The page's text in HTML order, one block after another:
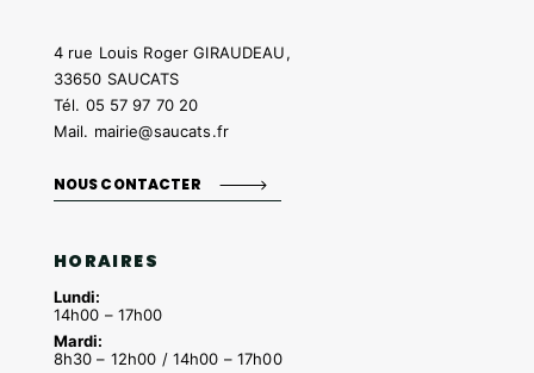
4 rue Louis Roger GIRAUDEAU,
33650 SAUCATS
Tél. 05 57 97 70 20
Mail. mairie@saucats.fr
NOUS CONTACTER
HORAIRES
Lundi:
14h00 – 17h00
Mardi:
8h30 – 12h00 / 14h00 – 17h00